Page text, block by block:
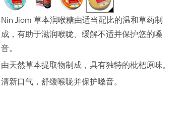
Nin Jiom 草本润喉糖由适当配比的温和草药制
成，有助于滋润喉咙、缓解不适并保护您的嗓
音。
由天然草本提取物制成，具有独特的枇杷原味。
清新口气，舒缓喉咙并保护嗓音。